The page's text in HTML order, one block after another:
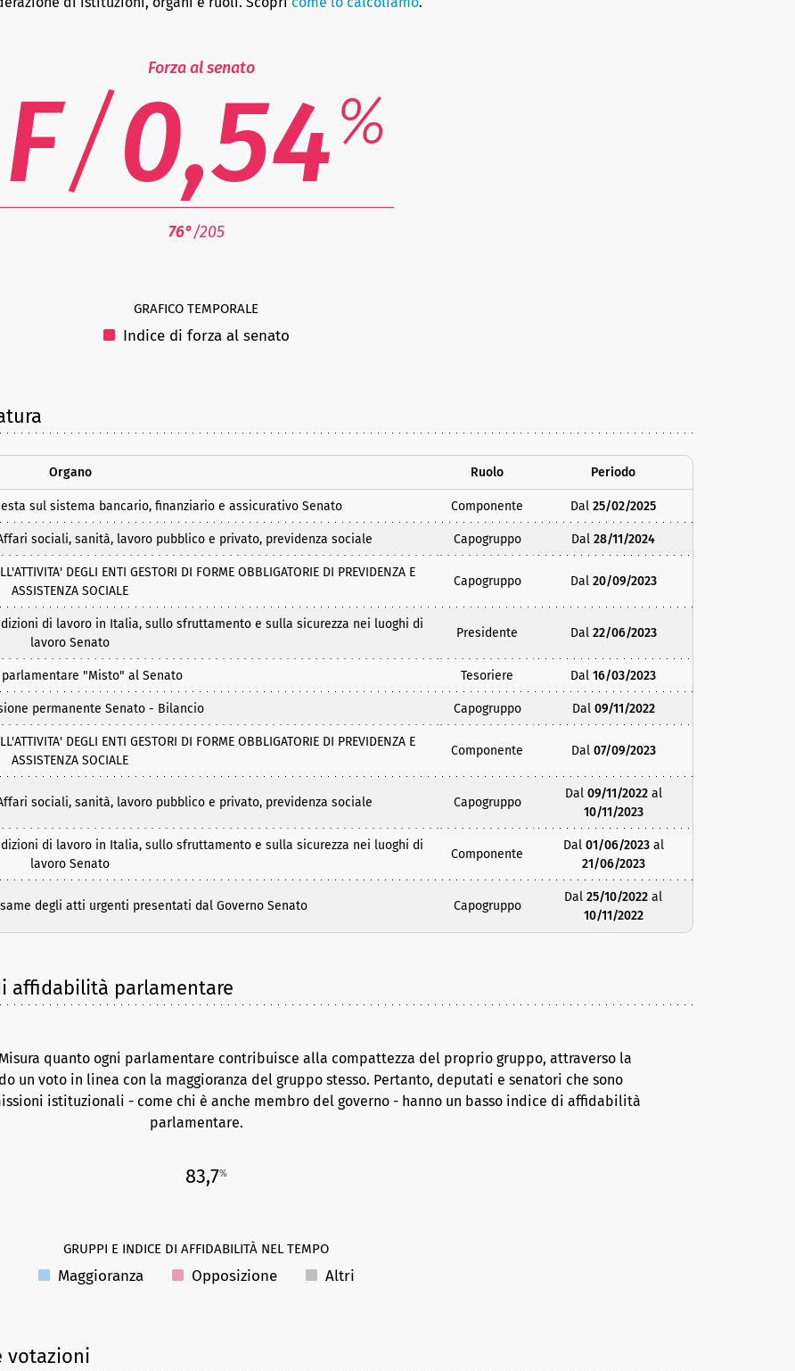
Forza al senato
F/0,54%
76°/205
GRAFICO TEMPORALE
Indice di forza al senato
Organo Ruolo Periodo
sul sistema bancario, finanziario e assicurativo Senato Componente Dal 25/02/2025
sociali, sanità, lavoro pubblico e privato, previdenza sociale Capogruppo Dal 28/11/2024
DEGLI ENTI GESTORI DI FORME OBBLIGATORIE DI PREVIDENZA E
ASSISTENZA SOCIALE
Capogruppo Dal 20/09/2023
di lavoro in Italia, sullo sfruttamento e sulla sicurezza nei luoghi di
lavoro Senato
Presidente Dal 22/06/2023
parlamentare "Misto" al Senato Tesoriere Dal 16/03/2023
permanente Senato - Bilancio Capogruppo Dal 09/11/2022
DEGLI ENTI GESTORI DI FORME OBBLIGATORIE DI PREVIDENZA E
ASSISTENZA SOCIALE
Componente Dal 07/09/2023
sociali, sanità, lavoro pubblico e privato, previdenza sociale Capogruppo
Dal 09/11/2022al
10/11/2023
di lavoro in Italia, sullo sfruttamento e sulla sicurezza nei luoghi di
lavoro Senato
Componente
Dal 01/06/2023al
21/06/2023
degli atti urgenti presentati dal Governo Senato Capogruppo
Dal 25/10/2022 al
10/11/2022
affidabilità parlamentare
quanto ogni parlamentare contribuisce alla compattezza del proprio gruppo, attraverso la
un voto in linea con la maggioranza del gruppo stesso. Pertanto, deputati e senatori che sono
istituzionali - come chi è anche membro del governo - hanno un basso indice di affidabilità
parlamentare.
83,7%
GRUPPI E INDICE DI AFFIDABILITÀ NEL TEMPO
Maggioranza Opposizione Altri
votazioni